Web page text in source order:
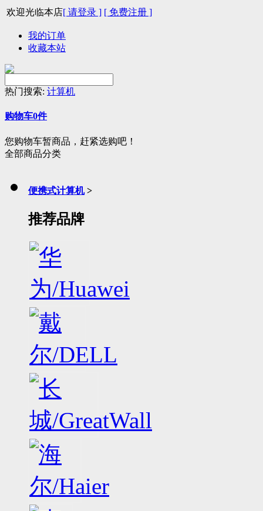
欢迎光临本店[ 请登录 ] [ 免费注册 ]
我的订单
收藏本站
热门搜索: 计算机
购物车0件
您购物车暂商品，赶紧选购吧！
全部商品分类
便携式计算机 >
推荐品牌